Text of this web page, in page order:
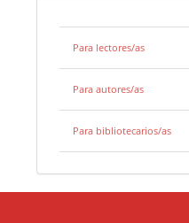
Para lectores/as
Para autores/as
Para bibliotecarios/as